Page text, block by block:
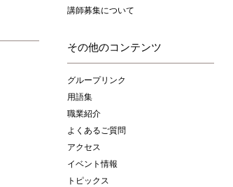
講師募集について
その他のコンテンツ
グループリンク
用語集
職業紹介
よくあるご質問
アクセス
イベント情報
トピックス